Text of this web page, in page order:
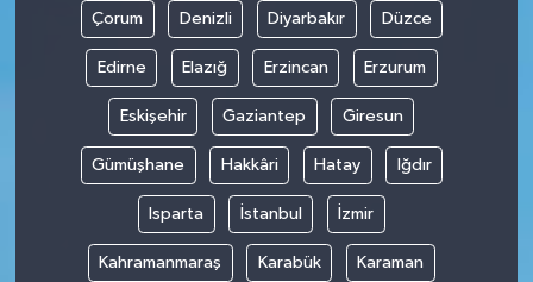
Çorum Denizli Diyarbakır Düzce
Edirne Elazığ Erzincan Erzurum
Eskişehir Gaziantep Giresun
Gümüşhane Hakkâri Hatay Iğdır
Isparta İstanbul İzmir
Kahramanmaraş Karabük Karaman